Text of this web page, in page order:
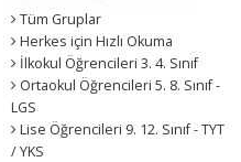
Tüm Gruplar
Herkes için Hızlı Okuma
İlkokul Öğrencileri 3. 4. Sınıf
Ortaokul Öğrencileri 5. 8. Sınıf -
LGS
Lise Öğrencileri 9. 12. Sınıf - TYT
/ YKS